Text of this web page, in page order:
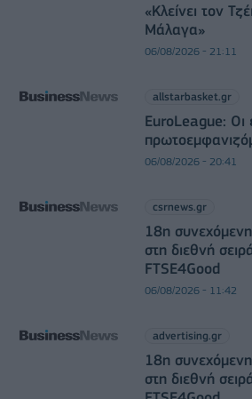
«Κλείνει τον
Μάλαγα»
06/08/2026 - 21:11
allstarbasket.gr
EuroLeague: Οι
06/08/2026 - 20:41
csrnews.gr
18η
στη διεθνή
FTSE4Good
06/08/2026 - 11:42
advertising.gr
18η
στη διεθνή